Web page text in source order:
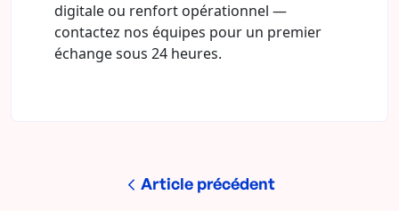
digitale ou renfort opérationnel —
contactez nos équipes pour un premier
échange sous 24 heures.
Article précédent